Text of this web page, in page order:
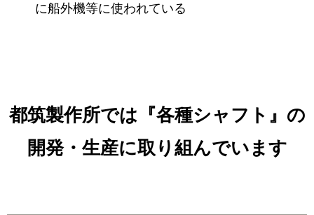
に船外機等に使われている
都筑製作所では『各種シャフト』の
開発・生産に取り組んでいます